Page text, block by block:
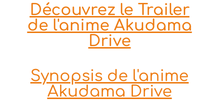
Découvrez le Trailer
de l'anime Akudama
Drive
Synopsis de l'anime
Akudama Drive